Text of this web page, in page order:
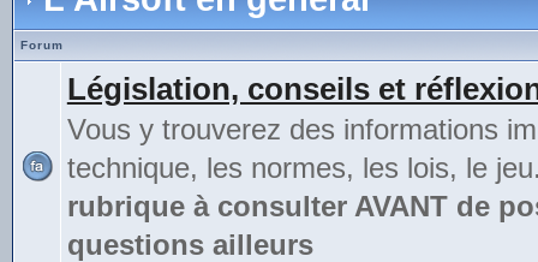
Forum
Législation, conseils et
Vous y trouverez des informations
technique, les normes, les lois, le
rubrique à consulter AVANT de
questions ailleurs